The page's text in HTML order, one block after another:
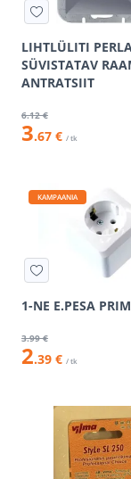
LIHTLÜLITI
SÜVISTATAV
ANTRATSIIT
6.12 €
3.67 € / tk
KAMPAANIA
1-NE E.PESA
3.99 €
2.39 € / tk